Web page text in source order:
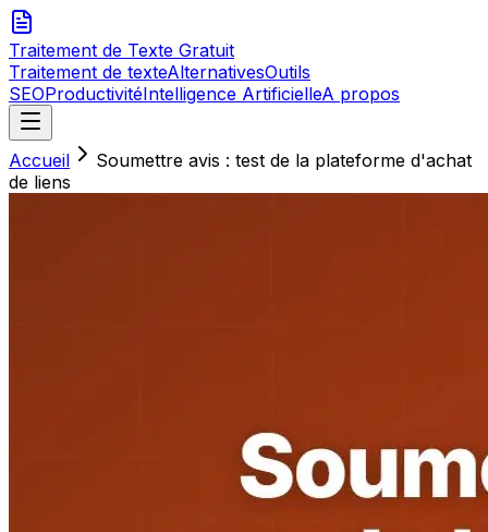
Traitement de Texte Gratuit
Traitement de texteAlternativesOutils
SEOProductivitéIntelligence ArtificielleA propos
Accueil
Soumettre avis : test de la plateforme d'achat
de liens